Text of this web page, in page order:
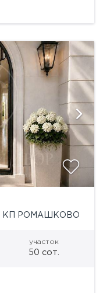
в
КП РОМАШКОВО
участок
50 сот.